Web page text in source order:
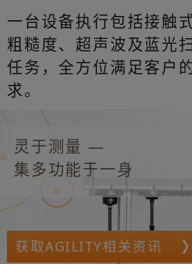
一台设备执行包括接触
粗糙度、超声波及蓝光
任务，全方位满足客户
求。
灵于测量 —
集多功能于一身
获取AGILITY相关资讯